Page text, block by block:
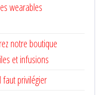
wearables
notre boutique
et infusions
faut privilégier